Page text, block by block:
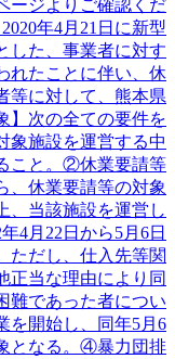
ージよりご確認くだ
年4月21日に新型
した、事業者に対す
れたことに伴い、休
等に対して、熊本県
】次の全ての要件を
象施設を運営する中
こと。②休業要請等
、休業要請等の対象
、当該施設を運営し
4月22日から5月6日
ただし、仕入先等関
正当な理由により同
難であった者につい
を開始し、同年5月6
となる。④暴力団排